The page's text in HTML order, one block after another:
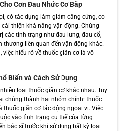
Cơn Đau Nhức Cơ Bắp
có tác dụng làm giảm căng cứng, co
thiện khả năng vận động. Chúng
các tình trạng như đau lưng, đau cổ,
thương liên quan đến vận động khác.
hiểu rõ về thuốc giãn cơ là vô
Biến và Cách Sử Dụng
loại thuốc giãn cơ khác nhau. Tuy
chúng thành hai nhóm chính: thuốc
thuốc giãn cơ tác động ngoại vi. Việc
vào tình trạng cụ thể của từng
bác sĩ trước khi sử dụng bất kỳ loại